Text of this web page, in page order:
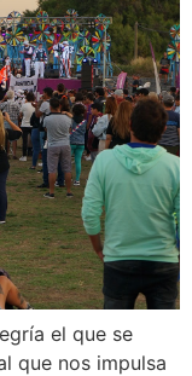
el que se
que nos impulsa